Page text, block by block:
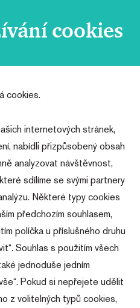
cookies
cookies.
internetových stránek,
nabídli přizpůsobený obsah
analyzovat návštěvnost,
sdílíme se svými partnery
Některé typy cookies
předchozím souhlasem,
políčka u příslušného druhu
Souhlas s použitím všech
jednoduše jedním
Pokud si nepřejete udělit
z volitelných typů cookies,